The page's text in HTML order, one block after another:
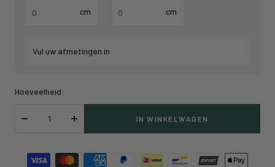
cm cm
Vul uw afmetingen in
Hoeveelheid:
Verlaag
Verhoog
IN WINKELWAGEN